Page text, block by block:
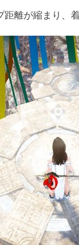
離が縮まり、